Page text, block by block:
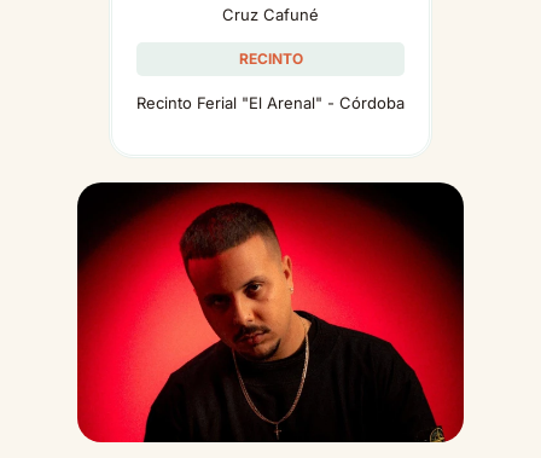
Cruz Cafuné
RECINTO
Recinto Ferial "El Arenal" - Córdoba